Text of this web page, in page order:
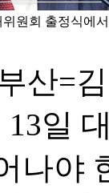
원회 출정식에
산=
일
나야